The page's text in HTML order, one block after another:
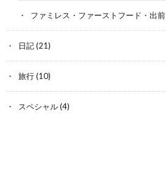
ファミレス・ファーストフード・出前
日記(21)
旅行(10)
スペシャル(4)